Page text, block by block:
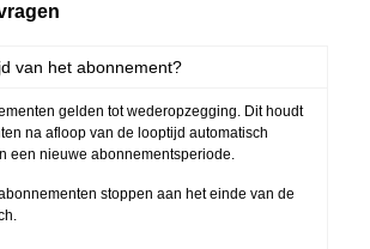
van het abonnement?
gelden tot wederopzegging. Dit houdt
na afloop van de looptijd automatisch
een nieuwe abonnementsperiode.
stoppen aan het einde van de